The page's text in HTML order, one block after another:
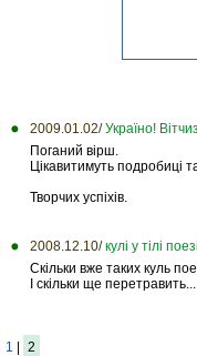
2009.01.02/ Україно!
Поганий вірш.
Цікавитимуть подробиці
Творчих успіхів.
2008.12.10/ кулі у тілі
Cкільки вже таких куль
І скільки ще перетравить...
1 2